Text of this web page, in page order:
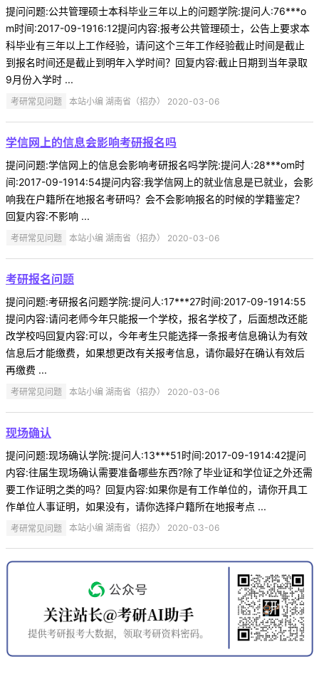
提问问题:公共管理硕士本科毕业三年以上的问题学院:提问人:76***o
m时间:2017-09-1916:12提问内容:报考公共管理硕士，公告上要求本
科毕业有三年以上工作经验，请问这个三年工作经验截止时间是截止
到报名时间还是截止到明年入学时间？回复内容:截止日期到当年录取
9月份入学时 ...
考研常见问题 本站小编 湖南省（招办） 2020-03-06
学信网上的信息会影响考研报名吗
提问问题:学信网上的信息会影响考研报名吗学院:提问人:28***om时
间:2017-09-1914:54提问内容:我学信网上的就业信息是已就业，会影
响我在户籍所在地报名考研吗？会不会影响报名的时候的学籍鉴定？
回复内容:不影响 ...
考研常见问题 本站小编 湖南省（招办） 2020-03-06
考研报名问题
提问问题:考研报名问题学院:提问人:17***27时间:2017-09-1914:55
提问内容:请问老师今年只能报一个学校，报名学校了，后面想改还能
改学校吗回复内容:可以，今年考生只能选择一条报考信息确认为有效
信息后才能缴费，如果想更改有关报考信息，请你最好在确认有效后
再缴费 ...
考研常见问题 本站小编 湖南省（招办） 2020-03-06
现场确认
提问问题:现场确认学院:提问人:13***51时间:2017-09-1914:42提问
内容:往届生现场确认需要准备哪些东西?除了毕业证和学位证之外还需
要工作证明之类的吗？回复内容:如果你是有工作单位的，请你开具工
作单位人事证明，如果没有，请你选择户籍所在地报考点 ...
考研常见问题 本站小编 湖南省（招办） 2020-03-06